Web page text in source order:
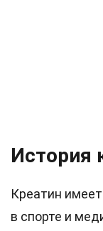
История
Креатин
в спорте и